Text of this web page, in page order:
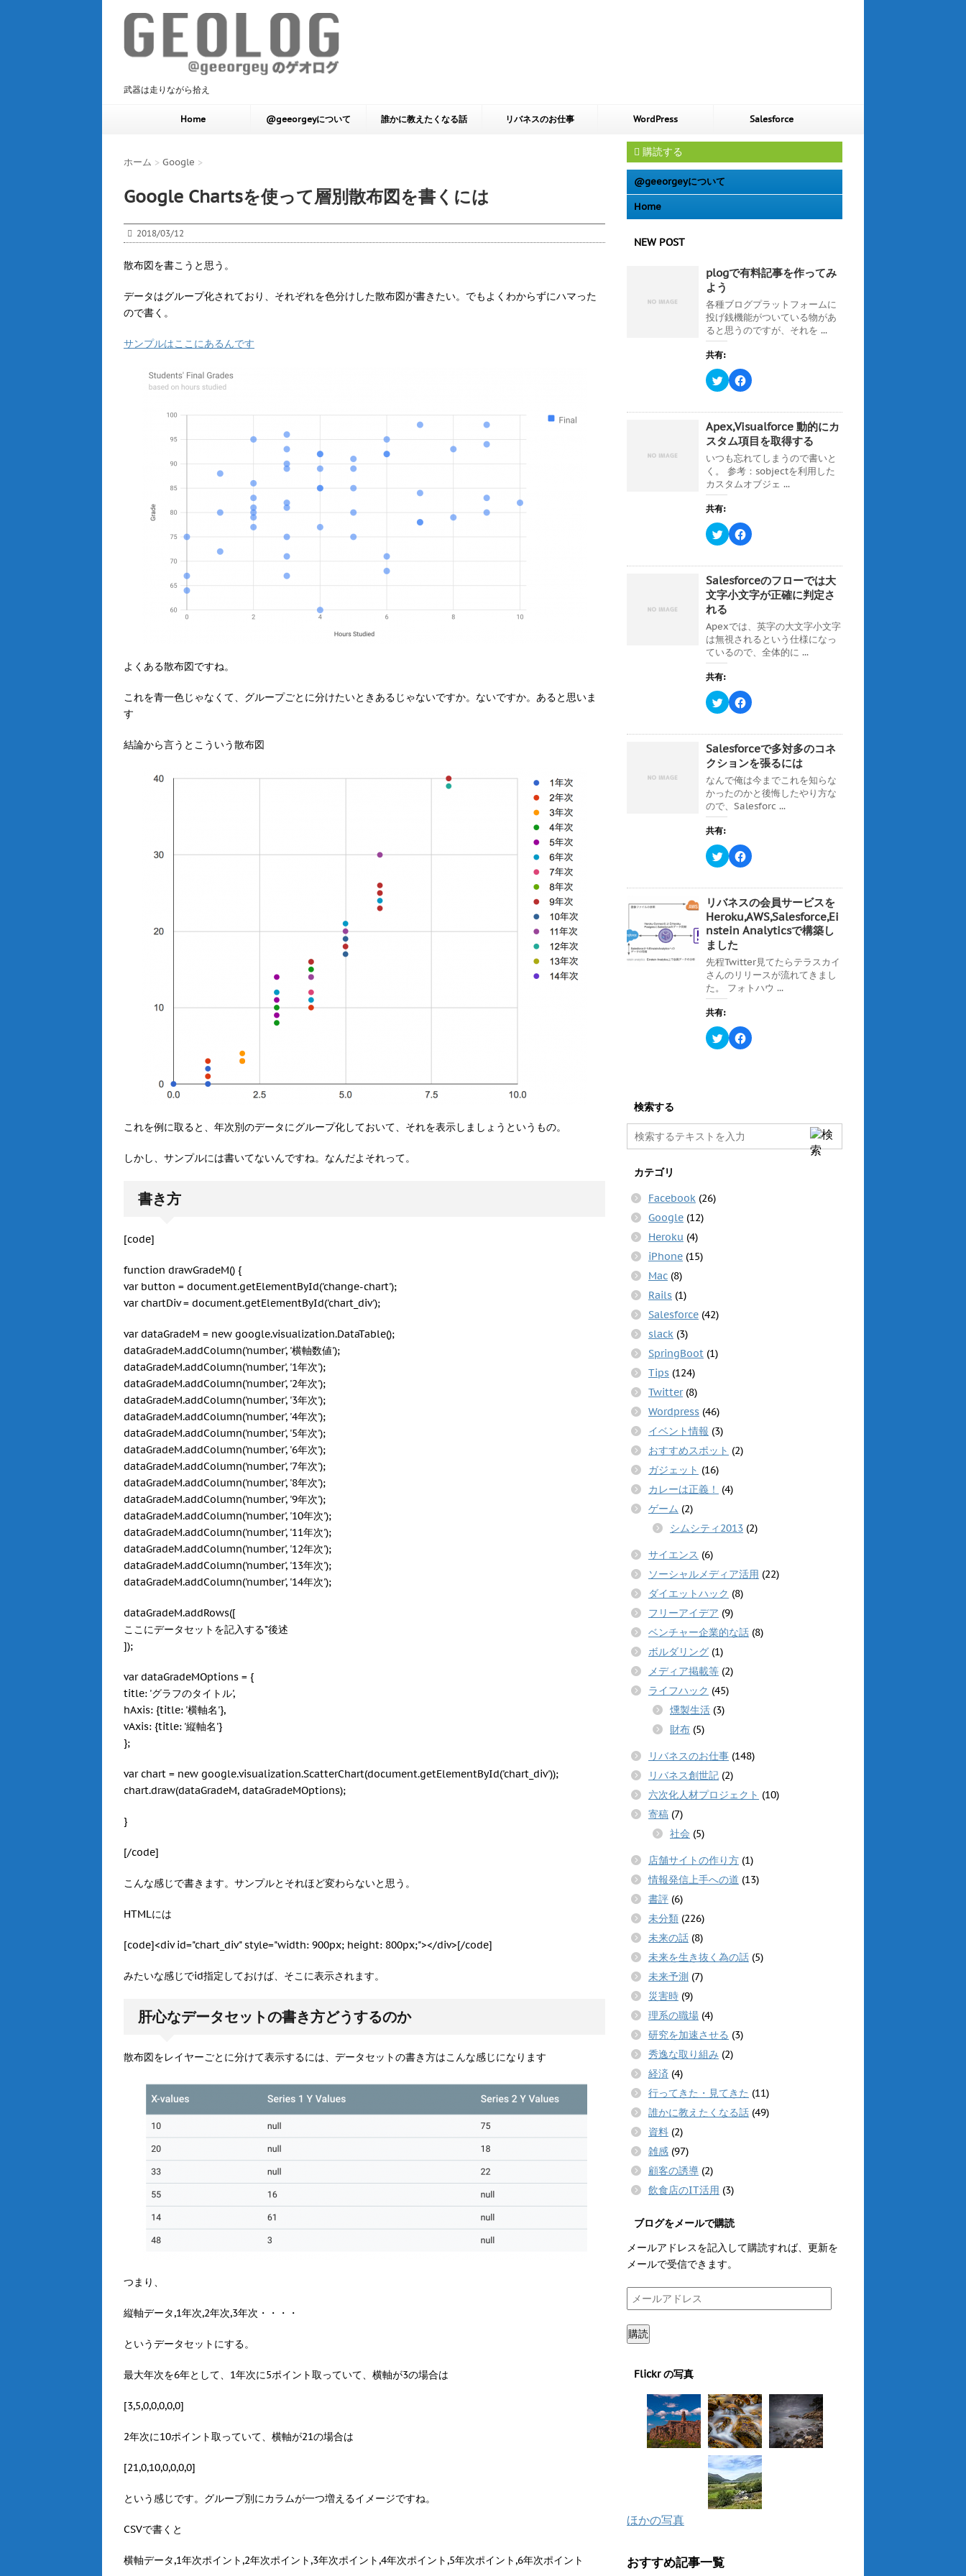
武器は走りながら拾え
Home @geeorgeyについて 誰かに教えたくなる話 リバネスのお仕事 WordPress Salesforce
ホーム > Google >
Google Chartsを使って層別散布図を書くには
2018/03/12
散布図を書こうと思う。
データはグループ化されており、それぞれを色分けした散布図が書きたい。でもよくわからずにハマった
ので書く。
サンプルはここにあるんです
よくある散布図ですね。
これを青一色じゃなくて、グループごとに分けたいときあるじゃないですか。ないですか。あると思いま
す
結論から言うとこういう散布図
これを例に取ると、年次別のデータにグループ化しておいて、それを表示しましょうというもの。
しかし、サンプルには書いてないんですね。なんだよそれって。
書き方
[code]
function drawGradeM() {
var button = document.getElementById('change-chart');
var chartDiv = document.getElementById('chart_div');
var dataGradeM = new google.visualization.DataTable();
dataGradeM.addColumn('number', '横軸数値');
dataGradeM.addColumn('number', '1年次');
dataGradeM.addColumn('number', '2年次');
dataGradeM.addColumn('number', '3年次');
dataGradeM.addColumn('number', '4年次');
dataGradeM.addColumn('number', '5年次');
dataGradeM.addColumn('number', '6年次');
dataGradeM.addColumn('number', '7年次');
dataGradeM.addColumn('number', '8年次');
dataGradeM.addColumn('number', '9年次');
dataGradeM.addColumn('number', '10年次');
dataGradeM.addColumn('number', '11年次');
dataGradeM.addColumn('number', '12年次');
dataGradeM.addColumn('number', '13年次');
dataGradeM.addColumn('number', '14年次');
dataGradeM.addRows([
ここにデータセットを記入する*後述
]);
var dataGradeMOptions = {
title: 'グラフのタイトル',
hAxis: {title: '横軸名'},
vAxis: {title: '縦軸名'}
};
var chart = new google.visualization.ScatterChart(document.getElementById('chart_div'));
chart.draw(dataGradeM, dataGradeMOptions);
}
[/code]
こんな感じで書きます。サンプルとそれほど変わらないと思う。
HTMLには
[code]<div id="chart_div" style="width: 900px; height: 800px;"></div>[/code]
みたいな感じでid指定しておけば、そこに表示されます。
肝心なデータセットの書き方どうするのか
散布図をレイヤーごとに分けて表示するには、データセットの書き方はこんな感じになります
つまり、
縦軸データ,1年次,2年次,3年次・・・・
というデータセットにする。
最大年次を6年として、1年次に5ポイント取っていて、横軸が3の場合は
[3,5,0,0,0,0,0]
2年次に10ポイント取っていて、横軸が21の場合は
[21,0,10,0,0,0,0]
という感じです。グループ別にカラムが一つ増えるイメージですね。
CSVで書くと
横軸データ,1年次ポイント,2年次ポイント,3年次ポイント,4年次ポイント,5年次ポイント,6年次ポイント
購読する
@geeorgeyについて
Home
NEW POST
plogで有料記事を作ってみ
よう
各種ブログプラットフォームに
投げ銭機能がついている物があ
ると思うのですが、それを ...
共有:
ク
リ
し
T
w
i
t
e
r
で
共
有
新
し
い
ン
ド
ウ
で
開
き
す
)
F
a
b
o
k
で
共
有
す
る
に
ッ
ク
し
だ
さ
い
(
新
ウ
ィ
ン
ド
ま
す
)
Apex,Visualforce 動的にカ
スタム項目を取得する
いつも忘れてしまうので書いと
く。 参考：sobjectを利用した
カスタムオブジェ ...
共有:
ク
リ
し
T
w
t
t
e
r
で
共
有
新
い
ウ
ィ
で
開
き
す
)
F
a
b
o
k
で
る
に
は
し
て
く
(
新
し
ウ
ィ
ン
ド
ま
す
)
Salesforceのフローでは大
文字小文字が正確に判定さ
れる
Apexでは、英字の大文字小文字
は無視されるという仕様になっ
ているので、全体的に ...
共有:
ク
リ
し
T
w
i
t
e
r
で
共
有
新
し
い
ン
ド
ウ
で
開
き
ま
す
)
F
a
b
o
k
で
共
有
す
る
に
ッ
ク
し
だ
さ
い
(
新
し
ィ
ン
ド
ウ
で
す
Salesforceで多対多のコネ
クションを張るには
なんで俺は今までこれを知らな
かったのかと後悔したやり方な
ので、Salesforc ...
共有:
ク
リ
し
て
T
w
i
t
e
r
で
共
有
新
し
い
ィ
ン
F
a
b
o
k
で
共
に
は
ク
リ
く
だ
で
リバネスの会員サービスを
Heroku,AWS,Salesforce,Ei
nstein Analyticsで構築し
ました
先程Twitter見てたらテラスカイ
さんのリリースが流れてきまし
た。 フォトハウ ...
共有:
ク
リ
t
e
r
で
F
a
有
に
検索する
カテゴリ
Facebook (26)
Google (12)
Heroku (4)
iPhone (15)
Mac (8)
Rails (1)
Salesforce (42)
slack (3)
SpringBoot (1)
Tips (124)
Twitter(8)
Wordpress (46)
イベント情報 (3)
おすすめスポット (2)
ガジェット (16)
カレーは正義！
(4)
ゲーム (2)
シムシティ2013 (2)
サイエンス (6)
ソーシャルメディア活用 (22)
ダイエットハック (8)
フリーアイデア (9)
ベンチャー企業的な話 (8)
ボルダリング (1)
メディア掲載等 (2)
ライフハック (45)
燻製生活 (3)
財布 (5)
リバネスのお仕事 (148)
リバネス創世記 (2)
六次化人材プロジェクト (10)
寄稿 (7)
社会 (5)
店舗サイトの作り方 (1)
情報発信上手への道 (13)
書評 (6)
未分類 (226)
未来の話 (8)
未来を生き抜く為の話 (5)
未来予測 (7)
災害時 (9)
理系の職場 (4)
研究を加速させる (3)
秀逸な取り組み (2)
経済 (4)
行ってきた・見てきた (11)
誰かに教えたくなる話 (49)
資料 (2)
雑感 (97)
顧客の誘導 (2)
飲食店のIT活用 (3)
ブログをメールで購読
メールアドレスを記入して購読すれば、更新を
メールで受信できます。
メ
ー
ル
ア
レ
購読
Flickr の写真
ほかの写真
おすすめ記事一覧